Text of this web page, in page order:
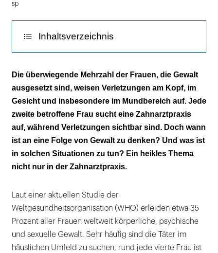
sp
Inhaltsverzeichnis
Großes Spektrum der Gewalt
Alle soziale Schichten betroffen
Schlüsselrolle für Zahnärzte und Ärzte
Gewaltopfer in der Zahnarztpraxis
Genaue Befunddokumentation
Unterstützung der Opfer
Hilfetelefon „Gewalt gegen Frauen“
Infos ins Wartezimmer
Die überwiegende Mehrzahl der Frauen, die Gewalt
ausgesetzt sind, weisen Verletzungen am Kopf, im
Gesicht und insbesondere im Mundbereich auf. Jede
zweite betroffene Frau sucht eine Zahnarztpraxis
auf, während Verletzungen sichtbar sind. Doch wann
ist an eine Folge von Gewalt zu denken? Und was ist
in solchen Situationen zu tun? Ein heikles Thema
nicht nur in der Zahnarztpraxis.
Laut einer aktuellen Studie der
Weltgesundheitsorganisation (WHO) erleiden etwa 35
Prozent aller Frauen weltweit körperliche, psychische
und sexuelle Gewalt. Sehr häufig sind die Täter im
häuslichen Umfeld zu suchen, rund jede vierte Frau ist